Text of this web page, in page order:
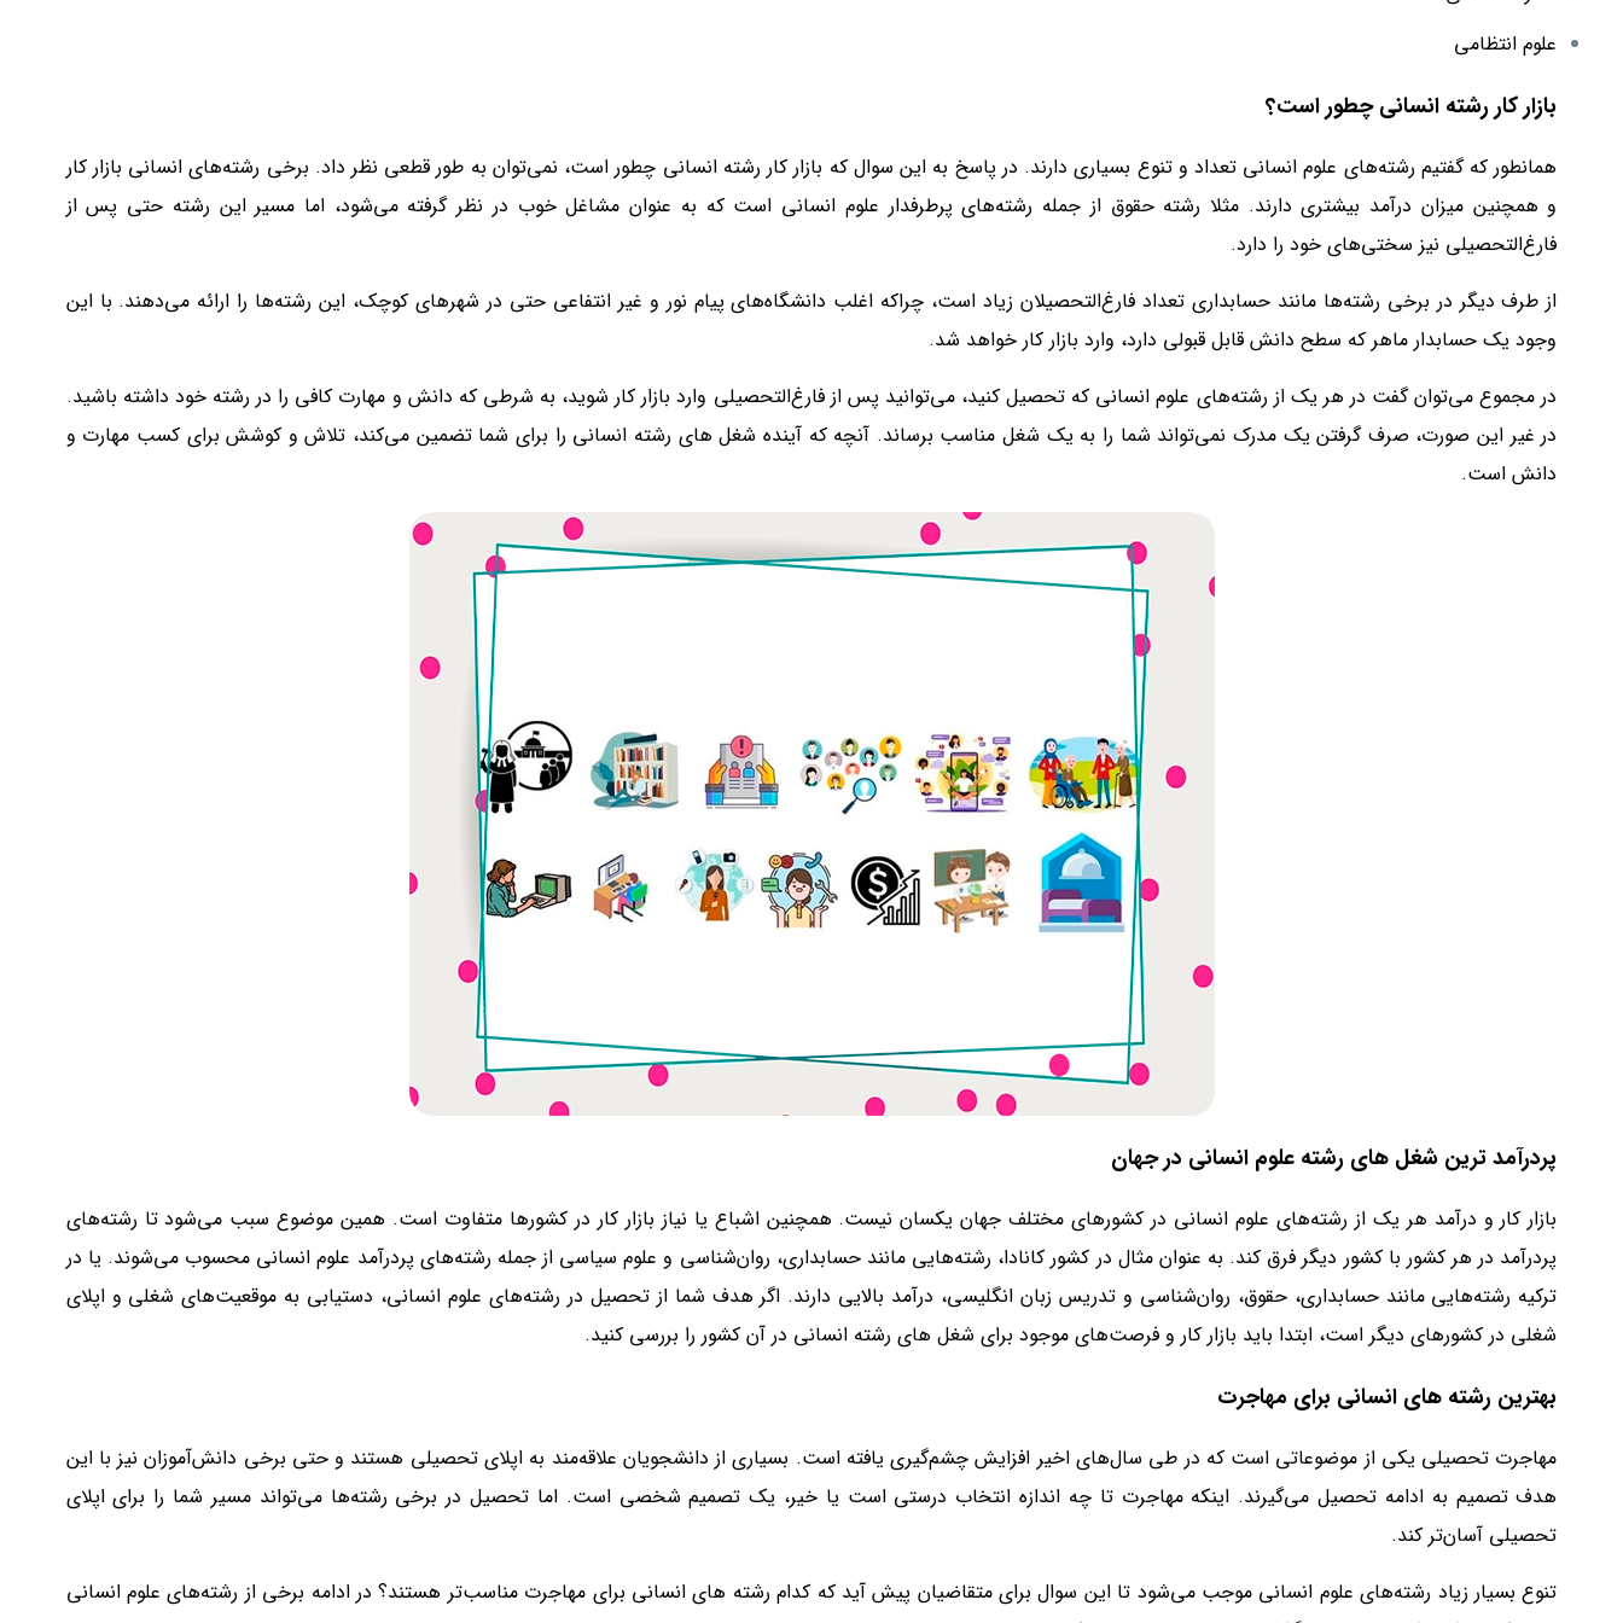
علوم انتظامی
بازار کار رشته انسانی چطور است؟
همانطور که گفتیم رشته‌های علوم انسانی تعداد و تنوع بسیاری دارند. در پاسخ به این سوال که بازار کار رشته انسانی چطور است، نمی‌توان به طور قطعی نظر داد. برخی رشته‌های انسانی بازار کار
و همچنین میزان درآمد بیشتری دارند. مثلا رشته حقوق از جمله رشته‌های پرطرفدار علوم انسانی است که به عنوان مشاغل خوب در نظر گرفته می‌شود، اما مسیر این رشته حتی پس از
فارغ‌التحصیلی نیز سختی‌های خود را دارد.
از طرف دیگر در برخی رشته‌ها مانند حسابداری تعداد فارغ‌التحصیلان زیاد است، چراکه اغلب دانشگاه‌های پیام نور و غیر انتفاعی حتی در شهرهای کوچک، این رشته‌ها را ارائه می‌دهند. با این
وجود یک حسابدار ماهر که سطح دانش قابل قبولی دارد، وارد بازار کار خواهد شد.
در مجموع می‌توان گفت در هر یک از رشته‌های علوم انسانی که تحصیل کنید، می‌توانید پس از فارغ‌التحصیلی وارد بازار کار شوید، به شرطی که دانش و مهارت کافی را در رشته خود داشته باشید.
در غیر این صورت، صرف گرفتن یک مدرک نمی‌تواند شما را به یک شغل مناسب برساند. آنچه که آینده شغل های رشته انسانی را برای شما تضمین می‌کند، تلاش و کوشش برای کسب مهارت و
دانش است.
پردرآمد ترین شغل ‌های رشته علوم انسانی در جهان
بازار کار و درآمد هر یک از رشته‌های علوم انسانی در کشورهای مختلف جهان یکسان نیست. همچنین اشباع یا نیاز بازار کار در کشورها متفاوت است. همین موضوع سبب می‌شود تا رشته‌های
پردرآمد در هر کشور با کشور دیگر فرق کند. به عنوان مثال در کشور کانادا، رشته‌هایی مانند حسابداری، روان‌شناسی و علوم سیاسی از جمله رشته‌های پردرآمد علوم انسانی محسوب می‌شوند. یا در
ترکیه رشته‌هایی مانند حسابداری، حقوق، روان‌شناسی و تدریس زبان انگلیسی، درآمد بالایی دارند. اگر هدف شما از تحصیل در رشته‌های علوم انسانی، دستیابی به موقعیت‌های شغلی و اپلای
شغلی در کشورهای دیگر است، ابتدا باید بازار کار و فرصت‌های موجود برای شغل های رشته انسانی در آن کشور را بررسی کنید.
بهترین رشته های انسانی برای مهاجرت
مهاجرت تحصیلی یکی از موضوعاتی است که در طی سال‌های اخیر افزایش چشم‌گیری یافته است. بسیاری از دانشجویان علاقه‌مند به اپلای تحصیلی هستند و حتی برخی دانش‌آموزان نیز با این
هدف تصمیم به ادامه تحصیل می‌گیرند. اینکه مهاجرت تا چه اندازه انتخاب درستی است یا خیر، یک تصمیم شخصی است. اما تحصیل در برخی رشته‌ها می‌تواند مسیر شما را برای اپلای
تحصیلی آسان‌تر کند.
تنوع بسیار زیاد رشته‌های علوم انسانی موجب می‌شود تا این سوال برای متقاضیان پیش آید که کدام رشته های انسانی برای مهاجرت مناسب‌تر هستند؟ در ادامه برخی از رشته‌های علوم انسانی